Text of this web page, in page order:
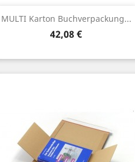
MULTI Karton Buchverpackung...
Preis
42,08 €
Vorschau